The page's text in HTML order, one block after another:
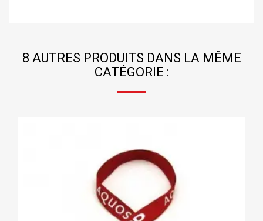
8 AUTRES PRODUITS DANS LA MÊME
CATÉGORIE :